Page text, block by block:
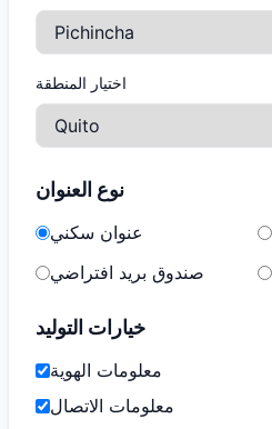
اختيار المنطقة
نوع العنوان
عنوان سكني
صندوق بريد افتراضي
خيارات التوليد
معلومات الهوية
معلومات الاتصال